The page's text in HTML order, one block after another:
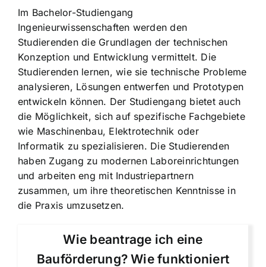
Im Bachelor-Studiengang
Ingenieurwissenschaften werden den
Studierenden die Grundlagen der technischen
Konzeption und Entwicklung vermittelt. Die
Studierenden lernen, wie sie technische Probleme
analysieren, Lösungen entwerfen und Prototypen
entwickeln können. Der Studiengang bietet auch
die Möglichkeit, sich auf spezifische Fachgebiete
wie Maschinenbau, Elektrotechnik oder
Informatik zu spezialisieren. Die Studierenden
haben Zugang zu modernen Laboreinrichtungen
und arbeiten eng mit Industriepartnern
zusammen, um ihre theoretischen Kenntnisse in
die Praxis umzusetzen.
Wie beantrage ich eine
Bauförderung? Wie funktioniert